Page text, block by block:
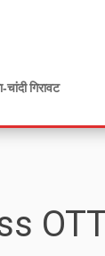
गिरावट